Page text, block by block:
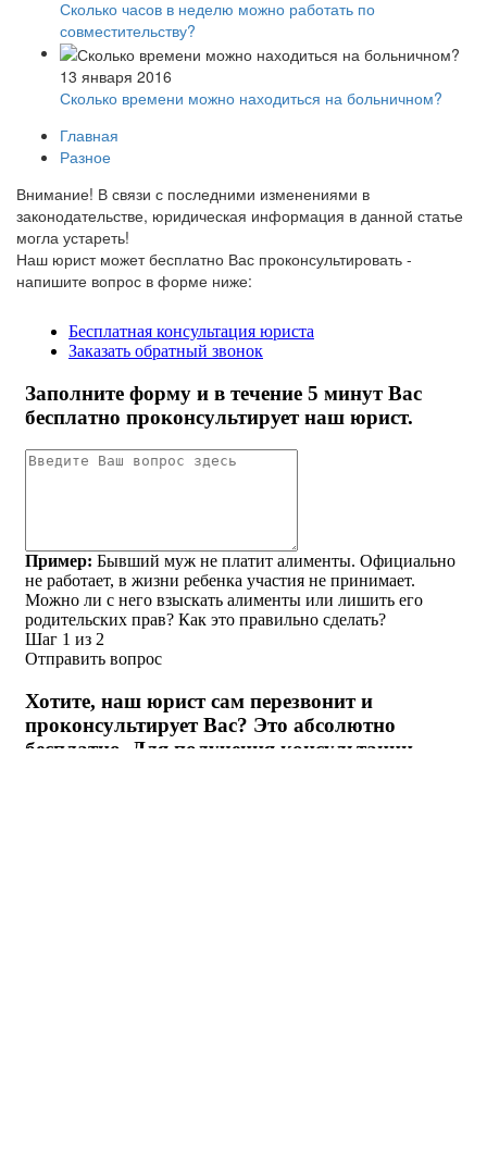
Сколько часов в неделю можно работать по
совместительству?
13 января 2016
Сколько времени можно находиться на больничном?
Главная
Разное
Внимание! В связи с последними изменениями в
законодательстве, юридическая информация в данной статье
могла устареть!
Наш юрист может бесплатно Вас проконсультировать -
напишите вопрос в форме ниже: